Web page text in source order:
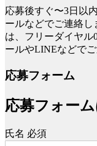
応募後すぐ〜3日以
ールなどでご連絡し
は、フリーダイヤル
ールやLINEなどで
応募フォーム
応募フォー
氏名 必須